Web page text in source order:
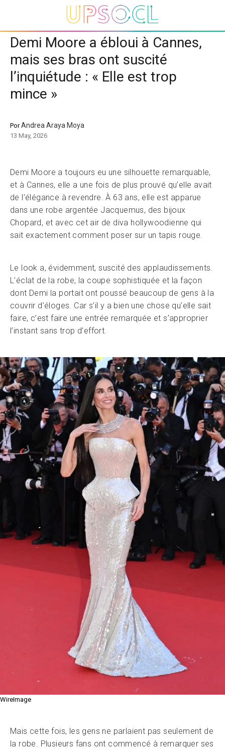
Demi Moore a ébloui à Cannes,
mais ses bras ont suscité
l’inquiétude : « Elle est trop
mince »
PorAndrea Araya Moya
13 May, 2026
Demi Moore a toujours eu une silhouette remarquable,
et à Cannes, elle a une fois de plus prouvé qu’elle avait
de l’élégance à revendre. À 63 ans, elle est apparue
dans une robe argentée Jacquemus, des bijoux
Chopard, et avec cet air de diva hollywoodienne qui
sait exactement comment poser sur un tapis rouge.
Le look a, évidemment, suscité des applaudissements.
L’éclat de la robe, la coupe sophistiquée et la façon
dont Demi la portait ont poussé beaucoup de gens à la
couvrir d’éloges. Car s’il y a bien une chose qu’elle sait
faire, c’est faire une entrée remarquée et s’approprier
l’instant sans trop d’effort.
WireImage
Mais cette fois, les gens ne parlaient pas seulement de
la robe. Plusieurs fans ont commencé à remarquer ses